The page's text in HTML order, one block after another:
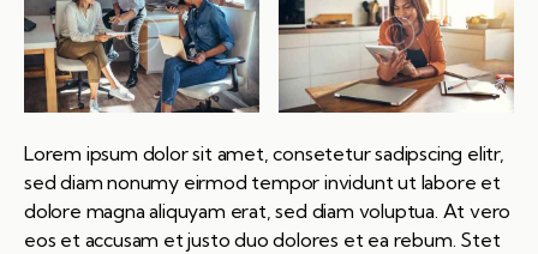
Lorem ipsum dolor sit amet, consetetur sadipscing elitr,
sed diam nonumy eirmod tempor invidunt ut labore et
dolore magna aliquyam erat, sed diam voluptua. At vero
eos et accusam et justo duo dolores et ea rebum. Stet